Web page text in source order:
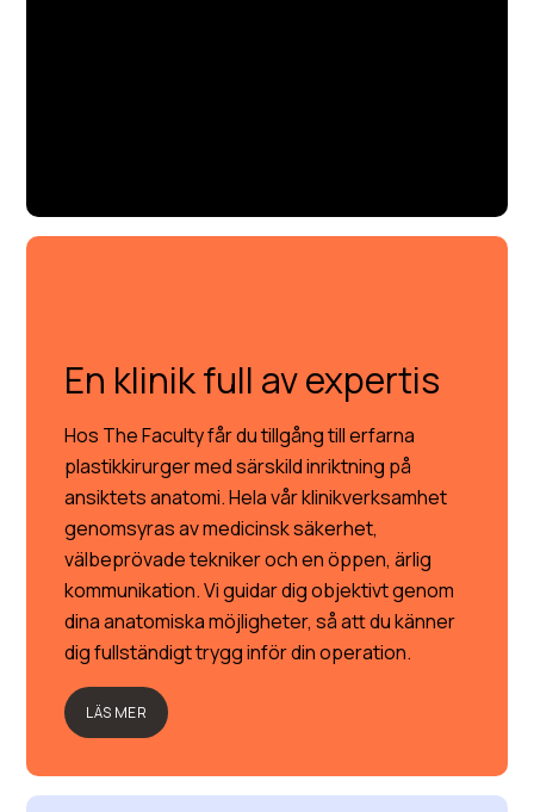
En klinik full av expertis
Hos The Faculty får du tillgång till erfarna
plastikkirurger med särskild inriktning på
ansiktets anatomi. Hela vår klinikverksamhet
genomsyras av medicinsk säkerhet,
välbeprövade tekniker och en öppen, ärlig
kommunikation. Vi guidar dig objektivt genom
dina anatomiska möjligheter, så att du känner
dig fullständigt trygg inför din operation.
LÄS MER